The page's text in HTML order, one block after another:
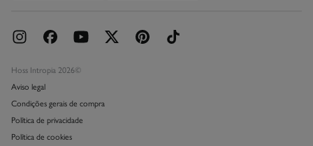
Hoss Intropia 2026©
Aviso legal
Condições gerais de compra
Política de privacidade
Política de cookies